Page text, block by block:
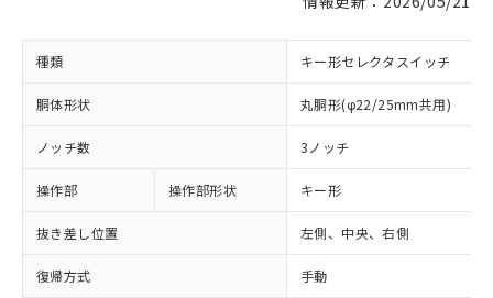
種類 キー形セレクタスイッチ
胴体形状 丸胴形(φ22/25mm共用)
ノッチ数 3ノッチ
操作部 操作部形状 キー形
抜き差し位置 左側、中央、右側
復帰方式 手動